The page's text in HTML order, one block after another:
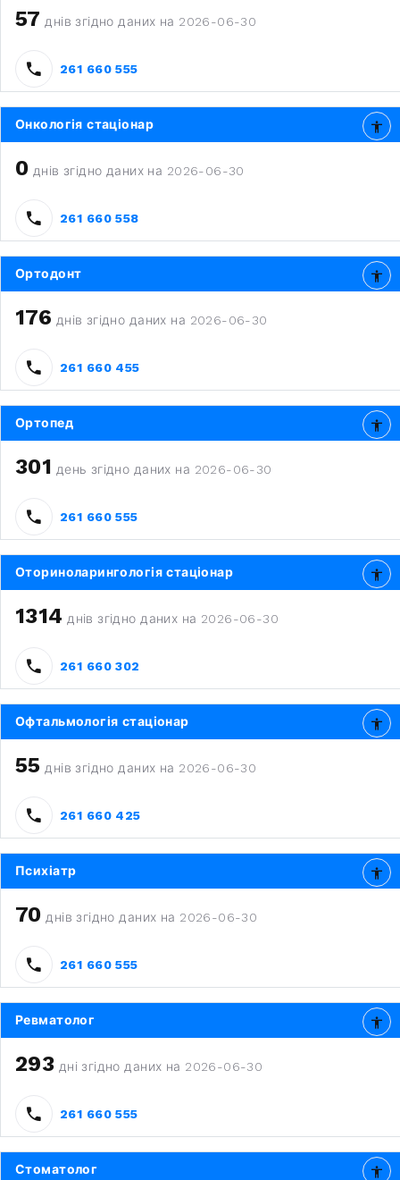
57 днів згідно даних на 2026-06-30
261 660 555
Онкологія стаціонар
0 днів згідно даних на 2026-06-30
261 660 558
Ортодонт
176 днів згідно даних на 2026-06-30
261 660 455
Ортопед
301 день згідно даних на 2026-06-30
261 660 555
Оториноларингологія стаціонар
1314 днів згідно даних на 2026-06-30
261 660 302
Офтальмологія стаціонар
55 днів згідно даних на 2026-06-30
261 660 425
Психіатр
70 днів згідно даних на 2026-06-30
261 660 555
Ревматолог
293 дні згідно даних на 2026-06-30
261 660 555
Стоматолог